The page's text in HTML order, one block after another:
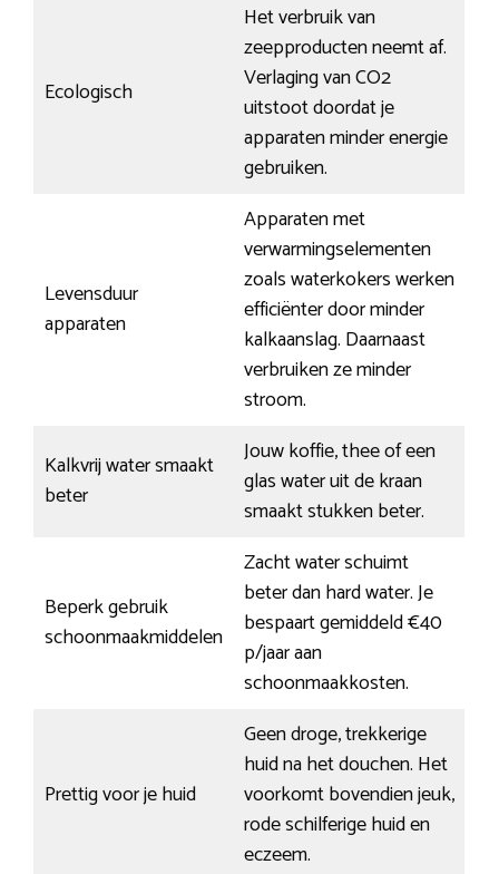
Ecologisch
Het verbruik van
zeepproducten neemt af.
Verlaging van CO2
uitstoot doordat je
apparaten minder energie
gebruiken.
Levensduur
apparaten
Apparaten met
verwarmingselementen
zoals waterkokers werken
efficiënter door minder
kalkaanslag. Daarnaast
verbruiken ze minder
stroom.
Kalkvrij water smaakt
beter
Jouw koffie, thee of een
glas water uit de kraan
smaakt stukken beter.
Beperk gebruik
schoonmaakmiddelen
Zacht water schuimt
beter dan hard water. Je
bespaart gemiddeld €40
p/jaar aan
schoonmaakkosten.
Prettig voor je huid
Geen droge, trekkerige
huid na het douchen. Het
voorkomt bovendien jeuk,
rode schilferige huid en
eczeem.